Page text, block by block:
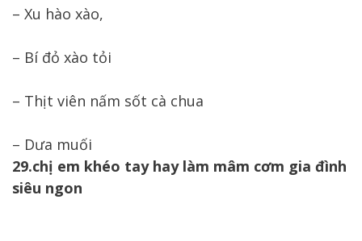
– Xu hào xào,
– Bí đỏ xào tỏi
– Thịt viên nấm sốt cà chua
– Dưa muối
29.chị em khéo tay hay làm mâm cơm gia đình
siêu ngon